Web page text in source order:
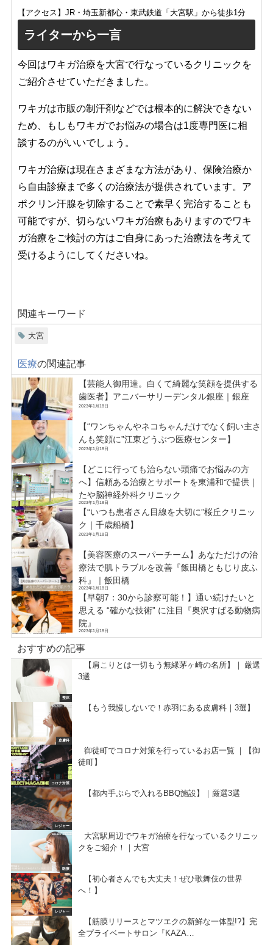
【アクセス】JR・埼玉新都心・東武鉄道「大宮駅」から徒歩1分
ライターから一言
今回はワキガ治療を大宮で行なっているクリニックを
ご紹介させていただきました。
ワキガは市販の制汗剤などでは根本的に解決できない
ため、もしもワキガでお悩みの場合は1度専門医に相
談するのがいいでしょう。
ワキガ治療は現在さまざまな方法があり、保険治療か
ら自由診療まで多くの治療法が提供されています。ア
ポクリン汗腺を切除することで素早く完治することも
可能ですが、切らないワキガ治療もありますのでワキ
ガ治療をご検討の方はご自身にあった治療法を考えて
受けるようにしてくださいね。
関連キーワード
大宮
医療の関連記事
【芸能人御用達。白くて綺麗な笑顔を提供する
歯医者】アニバーサリーデンタル銀座｜銀座
2023年1月18日
【“ワンちゃんやネコちゃんだけでなく飼い主さ
んも笑顔に”江東どうぶつ医療センター】
2023年1月18日
【どこに行っても治らない頭痛でお悩みの方
へ】信頼ある治療とサポートを東浦和で提供｜
たや脳神経外科クリニック
2023年1月18日
【“いつも患者さん目線を大切に”桜丘クリニッ
ク｜千歳船橋】
2023年1月18日
【美容医療のスーパーチーム】あなただけの治
療法で肌トラブルを改善『飯田橋ともじり皮ふ
科』｜飯田橋
2023年1月18日
【早朝7：30から診察可能！】通い続けたいと
思える “確かな技術” に注目『奥沢すばる動物病
院』
2023年1月18日
おすすめの記事
整体
【肩こりとは一切もう無縁茅ヶ崎の名所】｜ 厳選
3選
皮膚科
【もう我慢しないで！赤羽にある皮膚科｜3選】
コロナ対策
御徒町でコロナ対策を行っているお店一覧 ｜【御
徒町】
レジャー
【都内手ぶらで入れるBBQ施設】｜厳選3選
医療
大宮駅周辺でワキガ治療を行なっているクリニッ
クをご紹介！｜大宮
レジャー
【初心者さんでも大丈夫！ぜひ歌舞伎の世界
へ！】
【筋膜リリースとマツエクの新鮮な一体型!?】完
全プライベートサロン『KAZA…